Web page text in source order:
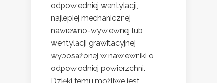
odpowiedniej wentylacji,
najlepiej mechanicznej
nawiewno-wywiewnej lub
wentylacji grawitacyjnej
wyposażonej w nawiewniki o
odpowiedniej powierzchni.
Dzięki temu możliwe jest